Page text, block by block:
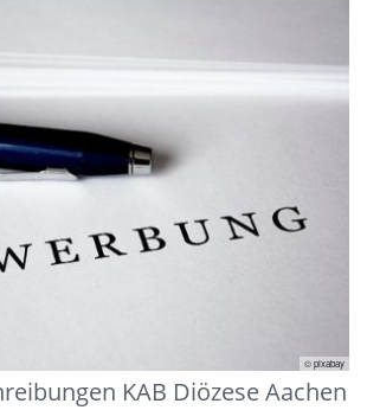
© pixabay
KAB Diözese Aachen